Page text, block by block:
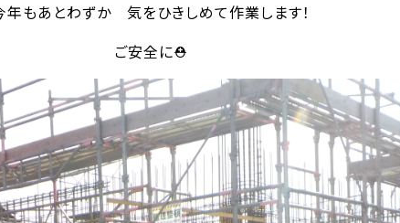
年もあとわずか 気をひきしめて作業します！
ご安全に⛑